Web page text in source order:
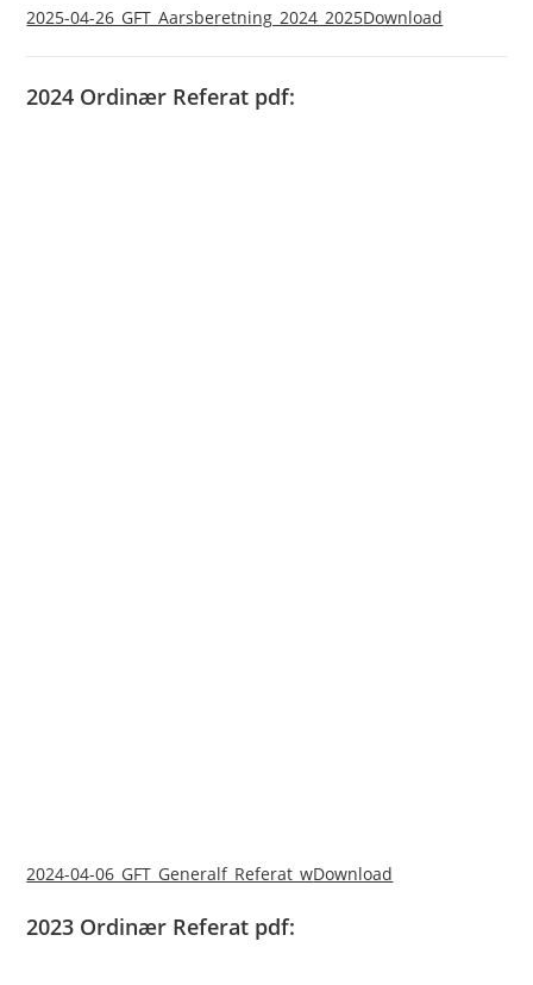
2025-04-26_GFT_Aarsberetning_2024_2025Download
2024 Ordinær Referat pdf:
2024-04-06_GFT_Generalf_Referat_wDownload
2023 Ordinær Referat pdf: